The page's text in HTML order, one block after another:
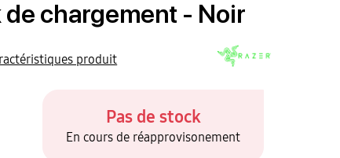
chargement - Noir
produit
Pas de stock
En cours de réapprovisonement